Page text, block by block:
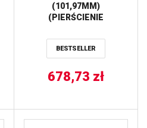
(101,97MM)
(PIERŚCIENIE
VERTEX
BESTSELLER
678,73 zł